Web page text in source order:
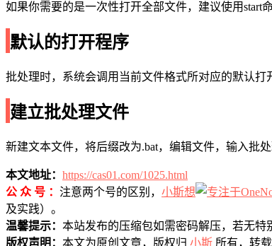
如果你需要的是一次性打开全部文件，建议使用start
默认的打开程序
批处理时，系统会调用当前文件格式所对应的默认
建立批处理文件
新建文本文件，将后缀改为.bat，编辑文件，输入批
本文地址： https://cas01.com/1025.html
公 众 号 ： 注意两个号的区别， 小斯想
及实践）。
温馨提示： 本站发布的压缩包如需密码解压，若无特
版权声明： 本文为原创文章，版权归 小斯 所有，转